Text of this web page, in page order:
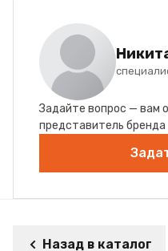
Задайте вопрос — вам
представитель бренда
Назад в каталог